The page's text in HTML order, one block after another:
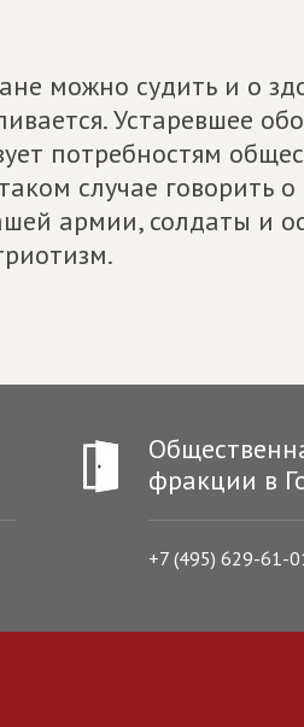
можно судить и о
Устаревшее
потребностям
случае говорить о
армии, солдаты и
фракции в
+7 (495) 629-61-